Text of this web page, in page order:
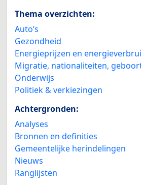
Thema overzichten:
Auto’s
Gezondheid
Energieprijzen en
Migratie, nationaliteiten,
Onderwijs
Politiek & verkiezingen
Achtergronden:
Analyses
Bronnen en definities
Gemeentelijke herindelingen
Nieuws
Ranglijsten